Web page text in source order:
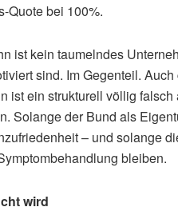
Quote bei 100%.
ist kein taumelndes
sind. Im Gegenteil.
ist ein strukturell völlig
Solange der Bund als
– und solange
bleiben.
wird